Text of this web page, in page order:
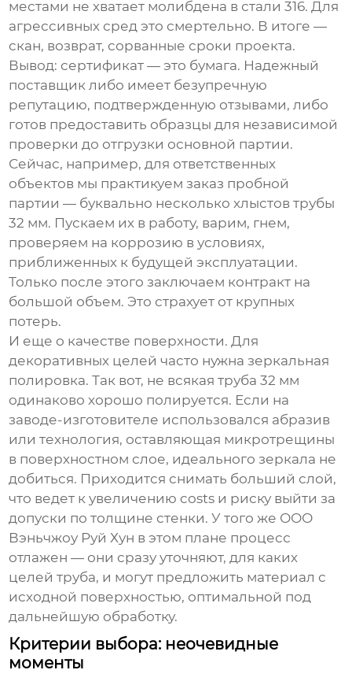
местами не хватает молибдена в стали 316. Для
агрессивных сред это смертельно. В итоге —
скан, возврат, сорванные сроки проекта.
Вывод: сертификат — это бумага. Надежный
поставщик либо имеет безупречную
репутацию, подтвержденную отзывами, либо
готов предоставить образцы для независимой
проверки до отгрузки основной партии.
Сейчас, например, для ответственных
объектов мы практикуем заказ пробной
партии — буквально несколько хлыстов трубы
32 мм. Пускаем их в работу, варим, гнем,
проверяем на коррозию в условиях,
приближенных к будущей эксплуатации.
Только после этого заключаем контракт на
большой объем. Это страхует от крупных
потерь.
И еще о качестве поверхности. Для
декоративных целей часто нужна зеркальная
полировка. Так вот, не всякая труба 32 мм
одинаково хорошо полируется. Если на
заводе-изготовителе использовался абразив
или технология, оставляющая микротрещины
в поверхностном слое, идеального зеркала не
добиться. Приходится снимать больший слой,
что ведет к увеличению costs и риску выйти за
допуски по толщине стенки. У того же ООО
Вэньчжоу Руй Хун в этом плане процесс
отлажен — они сразу уточняют, для каких
целей труба, и могут предложить материал с
исходной поверхностью, оптимальной под
дальнейшую обработку.
Критерии выбора: неочевидные
моменты